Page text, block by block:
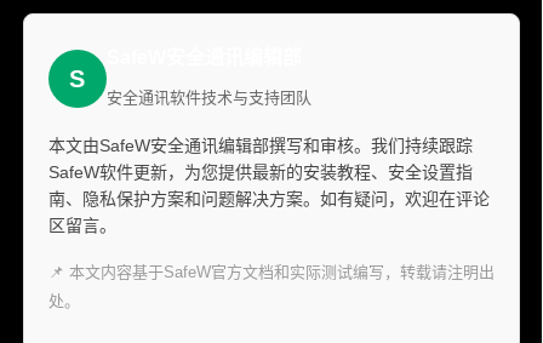
S
安全通讯软件技术与支持团队
本文由SafeW安全通讯编辑部撰写和审核。我们持续跟踪
SafeW软件更新，为您提供最新的安装教程、安全设置指
南、隐私保护方案和问题解决方案。如有疑问，欢迎在评论
区留言。
📌 本文内容基于SafeW官方文档和实际测试编写，转载请注明出
处。